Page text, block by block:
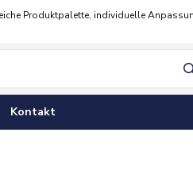
Produktpalette, individuelle
Kontakt